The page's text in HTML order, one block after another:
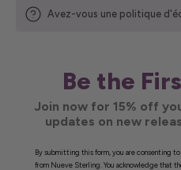
Avez-vous une politique
Be the
Join now for 15% off
updates on new
By submitting this form, you are consenting
from Nueve Sterling. You acknowledge that